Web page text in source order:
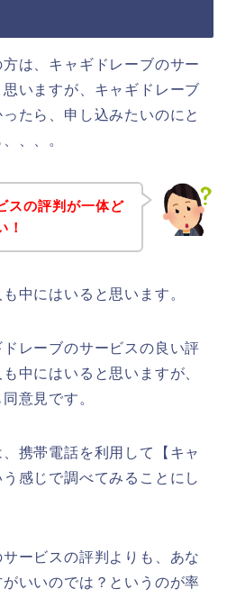
は、キャギドレーブのサー
いますが、キャギドレーブ
たら、申し込みたいのにと
、、。
スの評判が一体ど
！
中にはいると思います。
レーブのサービスの良い評
中にはいると思いますが、
意見です。
携帯電話を利用して【キャ
感じで調べてみることにし
ービスの評判よりも、あな
いいのでは？というのが率